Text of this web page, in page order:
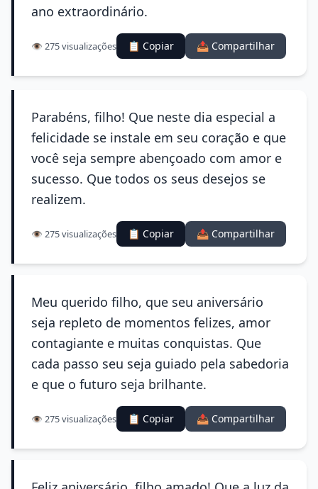
ano extraordinário.
👁️ 275 visualizações 📋 Copiar 📤 Compartilhar
Parabéns, filho! Que neste dia especial a
felicidade se instale em seu coração e que
você seja sempre abençoado com amor e
sucesso. Que todos os seus desejos se
realizem.
👁️ 275 visualizações 📋 Copiar 📤 Compartilhar
Meu querido filho, que seu aniversário
seja repleto de momentos felizes, amor
contagiante e muitas conquistas. Que
cada passo seu seja guiado pela sabedoria
e que o futuro seja brilhante.
👁️ 275 visualizações 📋 Copiar 📤 Compartilhar